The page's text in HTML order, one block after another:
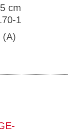
cm
1
(A)